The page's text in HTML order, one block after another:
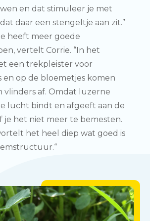
en dat stimuleer je met
daar een stengeltje aan zit.”
heeft meer goede
vertelt Corrie. “In het
een trekpleister voor
en op de bloemetjes komen
vlinders af. Omdat luzerne
lucht bindt en afgeeft aan de
je het niet meer te bemesten.
het heel diep wat goed is